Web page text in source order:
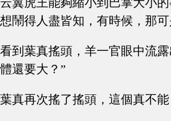
鬧得人盡皆知，有時候，那
看到葉真搖頭，羊一官眼中流
還要大？”
葉真再次搖了搖頭，這個真不